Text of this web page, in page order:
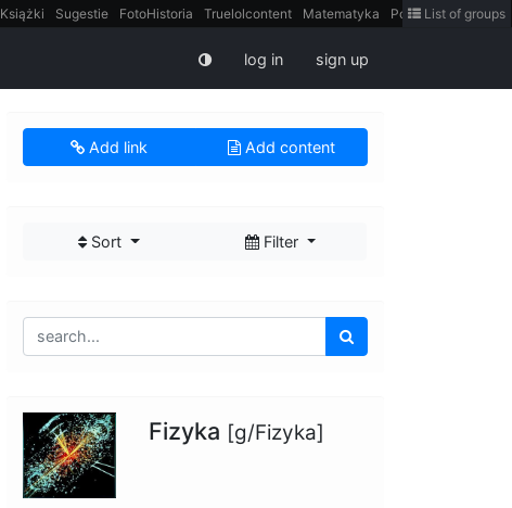
Książki Sugestie FotoHistoria Truelolcontent Matematyka Polska
intern
List of groups
log in sign up
Add link Add content
Sort Filter
Fizyka [g/Fizyka]